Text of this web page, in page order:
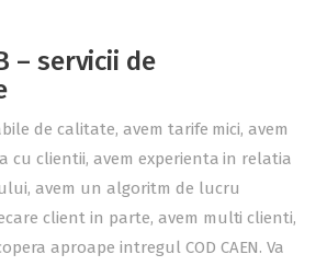
– servicii de
de calitate, avem tarife mici, avem
cu clientii, avem experienta in relatia
avem un algoritm de lucru
client in parte, avem multi clienti,
aproape intregul COD CAEN. Va